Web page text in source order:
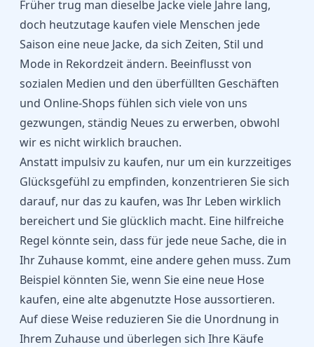
Früher trug man dieselbe Jacke viele Jahre lang,
doch heutzutage kaufen viele Menschen jede
Saison eine neue Jacke, da sich Zeiten, Stil und
Mode in Rekordzeit ändern. Beeinflusst von
sozialen Medien und den überfüllten Geschäften
und Online-Shops fühlen sich viele von uns
gezwungen, ständig Neues zu erwerben, obwohl
wir es nicht wirklich brauchen.
Anstatt impulsiv zu kaufen, nur um ein kurzzeitiges
Glücksgefühl zu empfinden, konzentrieren Sie sich
darauf, nur das zu kaufen, was Ihr Leben wirklich
bereichert und Sie glücklich macht. Eine hilfreiche
Regel könnte sein, dass für jede neue Sache, die in
Ihr Zuhause kommt, eine andere gehen muss. Zum
Beispiel könnten Sie, wenn Sie eine neue Hose
kaufen, eine alte abgenutzte Hose aussortieren.
Auf diese Weise reduzieren Sie die Unordnung in
Ihrem Zuhause und überlegen sich Ihre Käufe